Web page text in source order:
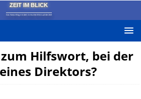
ZEIT IM BLICK
Das News-Blog mit dem kritischen Blick auf die Zeit!
Hilfswort, bei der
Direktors?